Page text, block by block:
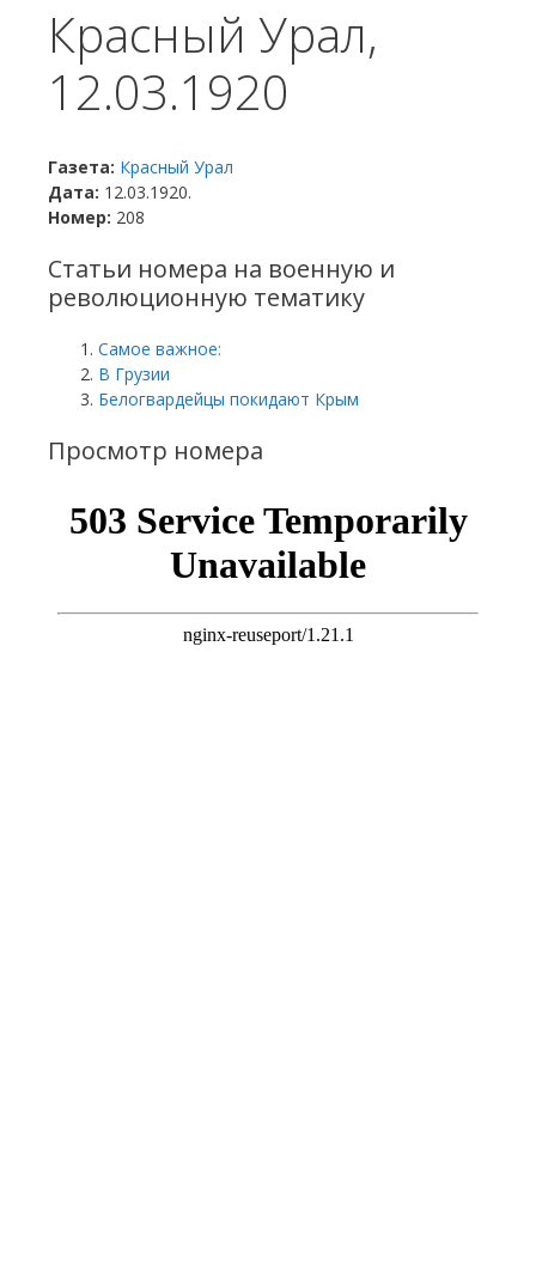
Красный Урал,
12.03.1920
Газета: Красный Урал
Дата: 12.03.1920.
Номер: 208
Статьи номера на военную и
революционную тематику
Самое важное:
В Грузии
Белогвардейцы покидают Крым
Просмотр номера